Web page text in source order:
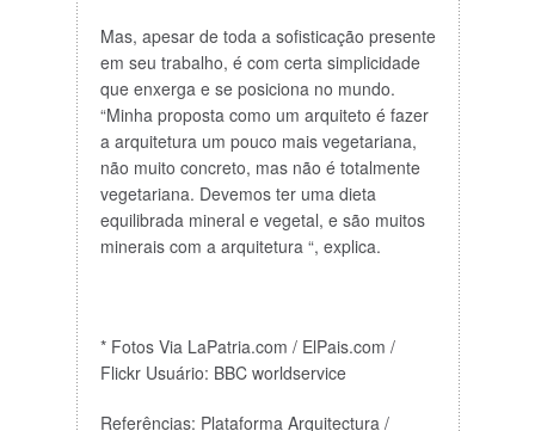
Mas, apesar de toda a sofisticação presente
em seu trabalho, é com certa simplicidade
que enxerga e se posiciona no mundo.
“Minha proposta como um arquiteto é fazer
a arquitetura um pouco mais vegetariana,
não muito concreto, mas não é totalmente
vegetariana. Devemos ter uma dieta
equilibrada mineral e vegetal, e são muitos
minerais com a arquitetura “, explica.
* Fotos Via LaPatria.com / ElPais.com /
Flickr Usuário: BBC worldservice
Referências: Plataforma Arquitectura /